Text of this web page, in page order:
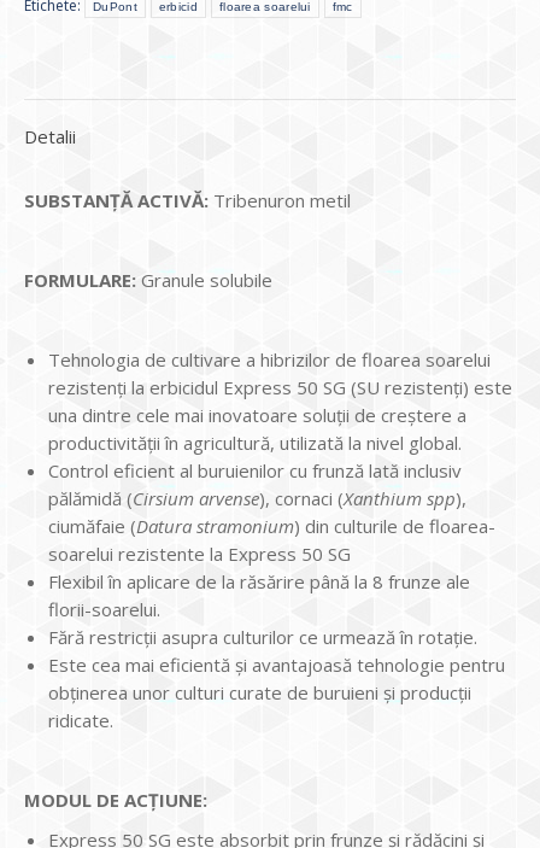
Etichete:
DuPont erbicid floarea soarelui fmc
Detalii
SUBSTANŢĂ ACTIVĂ: Tribenuron metil
FORMULARE: Granule solubile
Tehnologia de cultivare a hibrizilor de floarea soarelui
rezistenți la erbicidul Express 50 SG (SU rezistenți) este
una dintre cele mai inovatoare soluții de creştere a
productivității în agricultură, utilizată la nivel global.
Control eficient al buruienilor cu frunză lată inclusiv
pălămidă (Cirsium arvense), cornaci (Xanthium spp),
ciumăfaie (Datura stramonium) din culturile de floarea-
soarelui rezistente la Express 50 SG
Flexibil în aplicare de la răsărire până la 8 frunze ale
florii-soarelui.
Fără restricţii asupra culturilor ce urmează în rotaţie.
Este cea mai eficientă şi avantajoasă tehnologie pentru
obţinerea unor culturi curate de buruieni şi producții
ridicate.
MODUL DE ACŢIUNE:
Express 50 SG este absorbit prin frunze şi rădăcini şi